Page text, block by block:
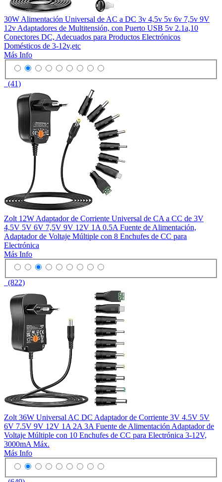
30W Alimentación Universal de AC a DC 3v 4,5v 5v 6v 7,5v 9V
12v Adaptadores de Multitensión, con Puerto USB 5v 2.1a,10
Conectores DC, Adecuados para Productos Electrónicos
Domésticos de 3-12v,etc
Más Info
(41)
Zolt 12W Adaptador de Corriente Universal de CA a CC de 3V
4,5V 5V 6V 7,5V 9V 12V 1A 0.5A Fuente de Alimentación,
Adaptador de Voltaje Múltiple con 8 Enchufes de CC para
Electrónica
Más Info
(822)
Zolt 36W Universal AC DC Adaptador de Corriente 3V 4.5V 5V
6V 7.5V 9V 12V 1A 2A 3A Fuente de Alimentación Adaptador de
Voltaje Múltiple con 10 Enchufes de CC para Electrónica 3-12V,
3000mA Máx.
Más Info